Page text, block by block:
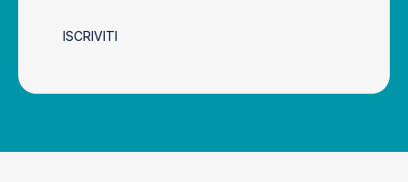
ISCRIVITI